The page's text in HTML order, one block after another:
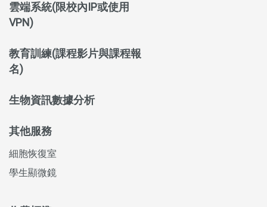
雲端系統(限校內IP或使用
VPN)
教育訓練(課程影片與課程報
名)
生物資訊數據分析
其他服務
細胞恢復室
學生顯微鏡